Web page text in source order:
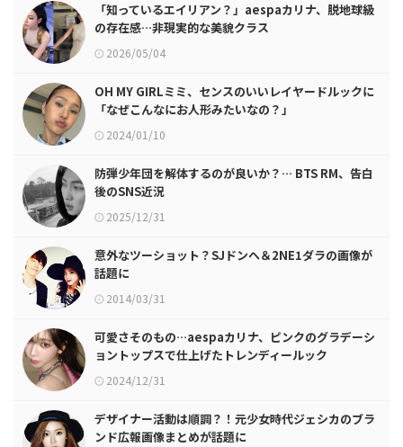
「知っているエイリアン？」aespaカリナ、脱地球級
の存在感…非現実的な美貌クラス
2026/05/04
OH MY GIRLミミ、センスのいいレイヤードルックに
「なぜこんなにお人形みたいなの？」
2024/01/10
防弾少年団を解体するのが良いか？… BTS RM、告白
後のSNS近況
2025/12/31
意外なツーショット？SJドンヘ＆2NE1ダラの画像が
話題に
2014/03/31
可愛さそのもの…aespaカリナ、ピンクのグラデーシ
ョントップスで仕上げたトレンディールック
2024/12/31
デザイナー活動は順調？！元少女時代ジェシカのブラ
ンド広報画像まとめが話題に